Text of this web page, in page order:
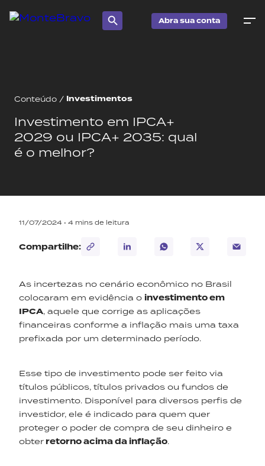
Abra sua conta
Conteúdo / Investimentos
Investimento em IPCA+
2029 ou IPCA+ 2035: qual
é o melhor?
11/07/2024 • 4 mins de leitura
Compartilhe:
As incertezas no cenário econômico no Brasil
colocaram em evidência o investimento em
IPCA, aquele que corrige as aplicações
financeiras conforme a inflação mais uma taxa
prefixada por um determinado período.
Esse tipo de investimento pode ser feito via
títulos públicos, títulos privados ou fundos de
investimento. Disponível para diversos perfis de
investidor, ele é indicado para quem quer
proteger o poder de compra de seu dinheiro e
obter retorno acima da inflação.